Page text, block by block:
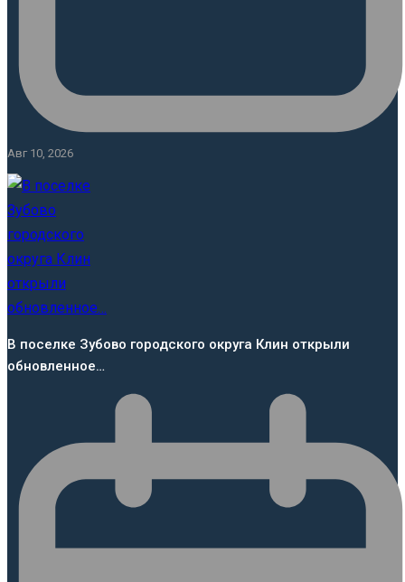
Авг 10, 2026
В поселке Зубово городского округа Клин открыли
обновленное…